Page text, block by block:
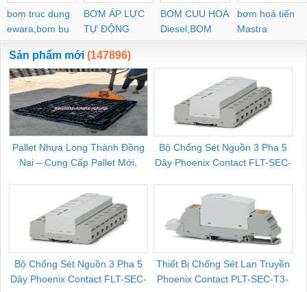
bom truc dung
ewara,bom bu
ewara
BƠM ÁP LỰC
TỰ ĐỘNG
BOM CUU HOA
Diesel,BOM
CHUA CHAY
bơm hoả tiển
Mastra
Sản phẩm mới (147896)
Pallet Nhựa Long Thành Đồng
Nai – Cung Cấp Pallet Mới,
Bộ Chống Sét Nguồn 3 Pha 5
Dây Phoenix Contact FLT-SEC-
Bộ Chống Sét Nguồn 3 Pha 5
Dây Phoenix Contact FLT-SEC-
Thiết Bị Chống Sét Lan Truyền
Phoenix Contact PLT-SEC-T3-